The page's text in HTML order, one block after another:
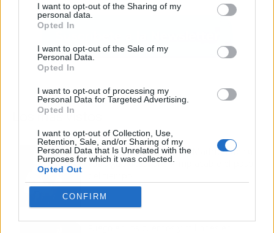
I want to opt-out of the Sharing of my
personal data.
Opted In
I want to opt-out of the Sale of my
Personal Data.
Opted In
I want to opt-out of processing my
Personal Data for Targeted Advertising.
Opted In
I want to opt-out of Collection, Use,
Retention, Sale, and/or Sharing of my
Personal Data that Is Unrelated with the
Purposes for which it was collected.
Opted Out
CONFIRM
Los más vistos
Tom Jones demuestra en Madrid que su
voz sigue desafiando implacable el paso